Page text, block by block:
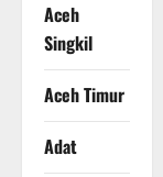
Aceh
Singkil
Aceh Timur
Adat